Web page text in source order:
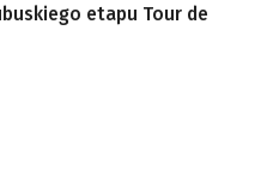
etapu Tour de